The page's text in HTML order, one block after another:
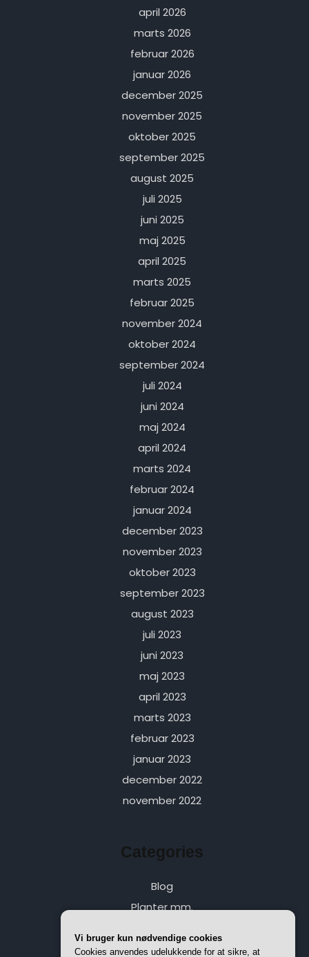
april 2026
marts 2026
februar 2026
januar 2026
december 2025
november 2025
oktober 2025
september 2025
august 2025
juli 2025
juni 2025
maj 2025
april 2025
marts 2025
februar 2025
november 2024
oktober 2024
september 2024
juli 2024
juni 2024
maj 2024
april 2024
marts 2024
februar 2024
januar 2024
december 2023
november 2023
oktober 2023
september 2023
august 2023
juli 2023
juni 2023
maj 2023
april 2023
marts 2023
februar 2023
januar 2023
december 2022
november 2022
Categories
Blog
Planter mm.
Vi bruger kun nødvendige cookies
Cookies anvendes udelukkende for at sikre, at